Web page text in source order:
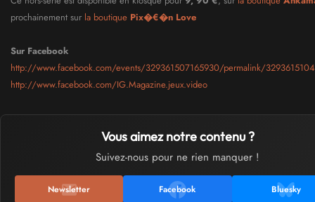
prochainement sur la boutique Pix�€�n Love
Sur Facebook
http://www.facebook.com/events/329361507165930/permalink/
http://www.facebook.com/IG.Magazine.jeux.video
Vous aimez notre contenu ?
Suivez-nous pour ne rien manquer !
Newsletter Facebook Bluesky